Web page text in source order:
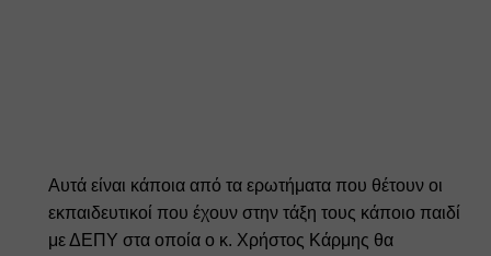
Αυτά είναι κάποια από τα ερωτήματα που θέτουν οι
εκπαιδευτικοί που έχουν στην τάξη τους κάποιο παιδί
με ΔΕΠΥ στα οποία ο κ. Χρήστος Κάρμης θα